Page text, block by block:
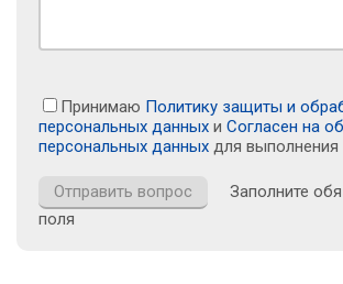
Принимаю Политику защиты и
персональных данных и Согласен на
персональных данных для выполнения
Заполните
поля